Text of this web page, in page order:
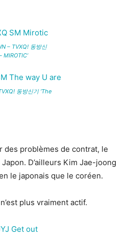
– TVXQ! 동방신
MIROTIC’
동방신기 ‘The
des problèmes de contrat, le
D’ailleurs Kim Jae-joong
le japonais que le coréen.
plus vraiment actif.